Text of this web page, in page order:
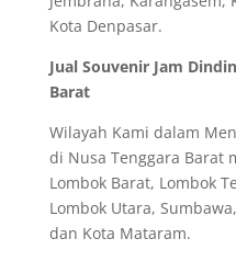
Kota Denpasar.
Jual Souvenir Jam
Barat
Wilayah Kami dalam
di Nusa Tenggara Barat
Lombok Barat, Lombok
Lombok Utara,
dan Kota Mataram.